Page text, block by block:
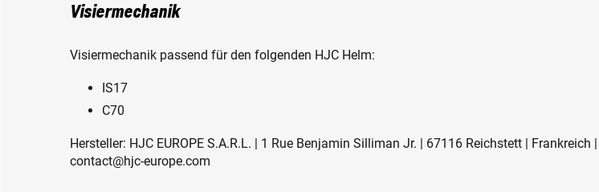
Visiermechanik
Visiermechanik passend für den folgenden HJC Helm:
IS17
C70
Hersteller: HJC EUROPE S.A.R.L. | 1 Rue Benjamin Silliman Jr. | 67116 Reichstett | Frankreich |
contact@hjc-europe.com